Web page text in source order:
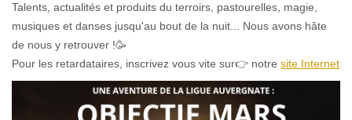
Talents, actualités et produits du terroirs, pastourelles, magie,
musiques et danses jusqu'au bout de la nuit... Nous avons hâte
de nous y retrouver !🥳
Pour les retardataires, inscrivez vous vite sur👉 notre site Internet